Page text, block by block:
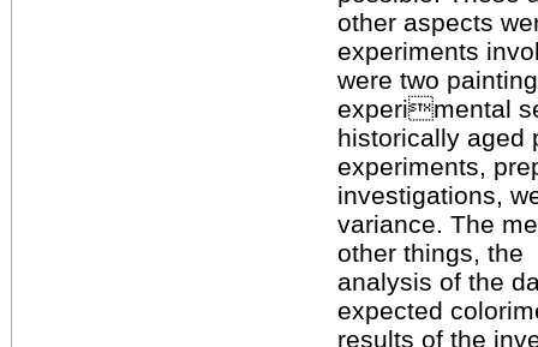
other aspects
experiments
were two
experimental
historically aged
experiments,
investigations,
variance. The
other things, the
analysis of the
expected
results of the